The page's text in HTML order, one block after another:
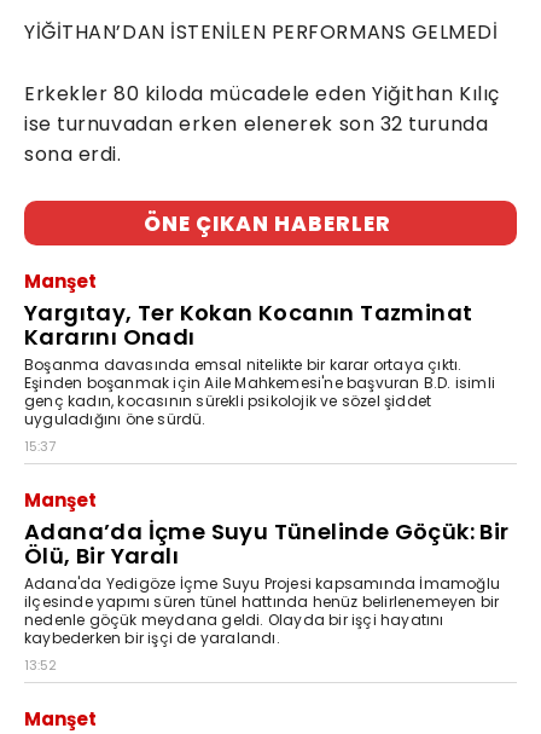
YİĞİTHAN’DAN İSTENİLEN PERFORMANS GELMEDİ
Erkekler 80 kiloda mücadele eden Yiğithan Kılıç
ise turnuvadan erken elenerek son 32 turunda
sona erdi.
ÖNE ÇIKAN HABERLER
Manşet
Yargıtay, Ter Kokan Kocanın Tazminat
Kararını Onadı
Boşanma davasında emsal nitelikte bir karar ortaya çıktı.
Eşinden boşanmak için Aile Mahkemesi'ne başvuran B.D. isimli
genç kadın, kocasının sürekli psikolojik ve sözel şiddet
uyguladığını öne sürdü.
15:37
Manşet
Adana’da İçme Suyu Tünelinde Göçük: Bir
Ölü, Bir Yaralı
Adana'da Yedigöze İçme Suyu Projesi kapsamında İmamoğlu
ilçesinde yapımı süren tünel hattında henüz belirlenemeyen bir
nedenle göçük meydana geldi. Olayda bir işçi hayatını
kaybederken bir işçi de yaralandı.
13:52
Manşet